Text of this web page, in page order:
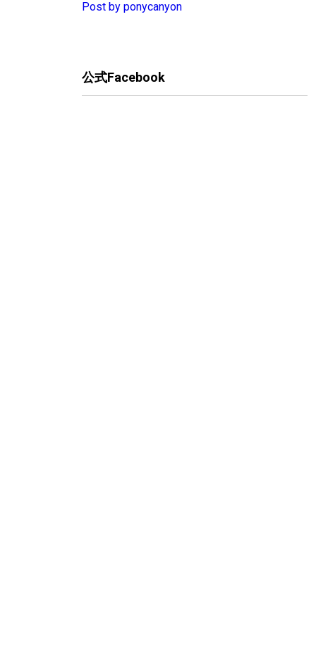
Post by ponycanyon
公式Facebook